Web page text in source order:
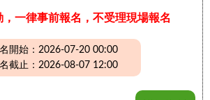
，一律事前報名，不受理現場報名
開始：2026-07-20 00:00
截止：2026-08-07 12:00